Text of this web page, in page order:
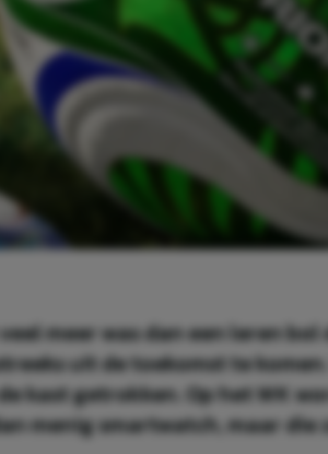
meer was dan een leren
uit de toekomst te
kast getrokken. Op het WK
menig smartwatch, maar